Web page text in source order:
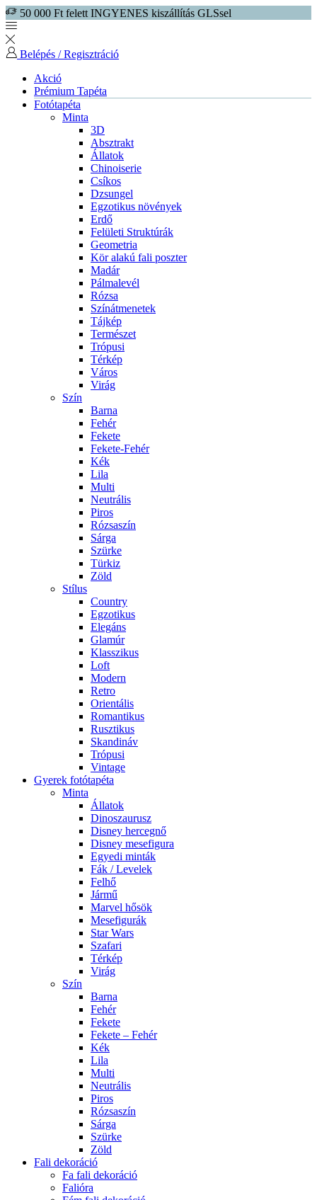
50 000 Ft felett INGYENES kiszállítás GLSsel
Belépés / Regisztráció
Akció
Prémium Tapéta
Fotótapéta
Minta
3D
Absztrakt
Állatok
Chinoiserie
Csíkos
Dzsungel
Egzotikus növények
Erdő
Felületi Struktúrák
Geometria
Kör alakú fali poszter
Madár
Pálmalevél
Rózsa
Színátmenetek
Tájkép
Természet
Trópusi
Térkép
Város
Virág
Szín
Barna
Fehér
Fekete
Fekete-Fehér
Kék
Lila
Multi
Neutrális
Piros
Rózsaszín
Sárga
Szürke
Türkiz
Zöld
Stílus
Country
Egzotikus
Elegáns
Glamúr
Klasszikus
Loft
Modern
Retro
Orientális
Romantikus
Rusztikus
Skandináv
Trópusi
Vintage
Gyerek fotótapéta
Minta
Állatok
Dinoszaurusz
Disney hercegnő
Disney mesefigura
Egyedi minták
Fák / Levelek
Felhő
Jármű
Marvel hősök
Mesefigurák
Star Wars
Szafari
Térkép
Virág
Szín
Barna
Fehér
Fekete
Fekete – Fehér
Kék
Lila
Multi
Neutrális
Piros
Rózsaszín
Sárga
Szürke
Zöld
Fali dekoráció
Fa fali dekoráció
Falióra